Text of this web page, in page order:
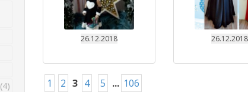
(4)
26.12.2018 26.12.2018
1 2 3 4 5 ... 106